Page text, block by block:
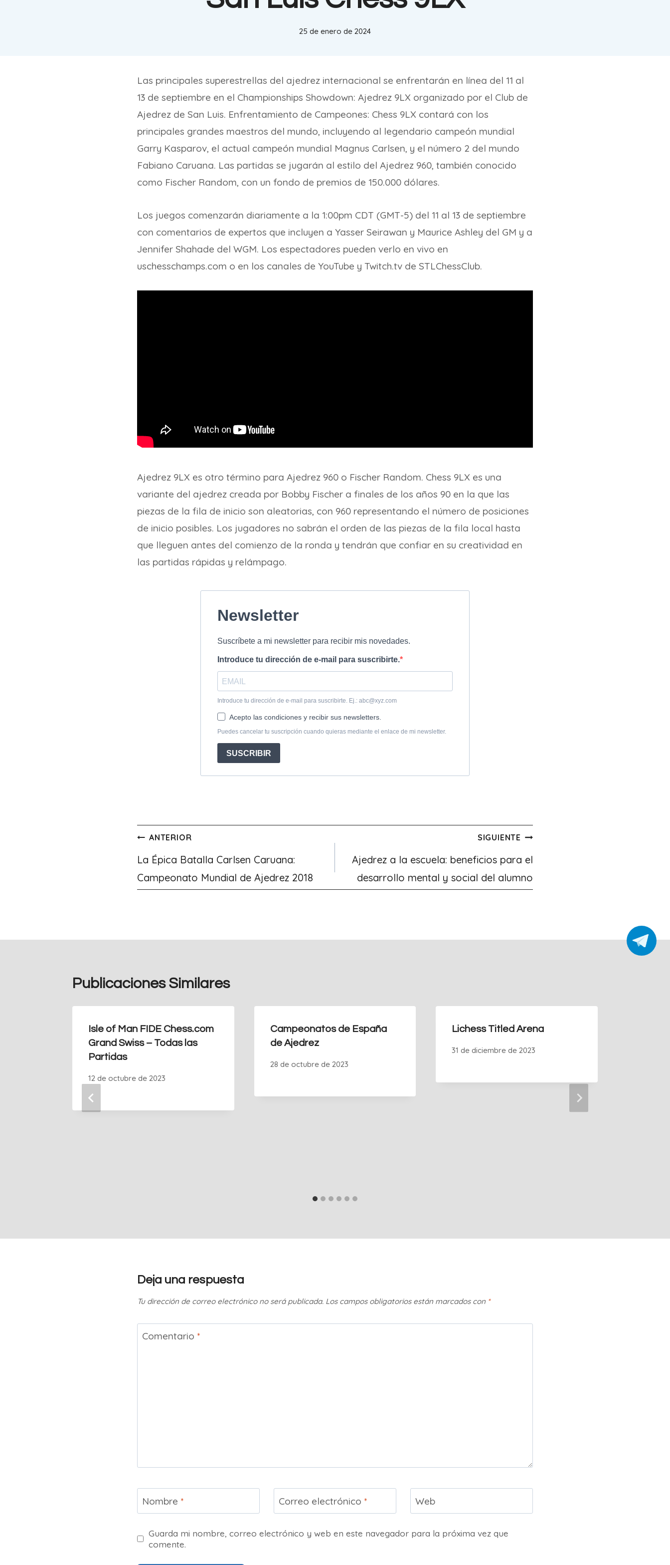
25 de enero de 2024
Las principales superestrellas del ajedrez internacional se enfrentarán en línea del 11 al
13 de septiembre en el Championships Showdown: Ajedrez 9LX organizado por el Club de
Ajedrez de San Luis. Enfrentamiento de Campeones: Chess 9LX contará con los
principales grandes maestros del mundo, incluyendo al legendario campeón mundial
Garry Kasparov, el actual campeón mundial Magnus Carlsen, y el número 2 del mundo
Fabiano Caruana. Las partidas se jugarán al estilo del Ajedrez 960, también conocido
como Fischer Random, con un fondo de premios de 150.000 dólares.
Los juegos comenzarán diariamente a la 1:00pm CDT (GMT-5) del 11 al 13 de septiembre
con comentarios de expertos que incluyen a Yasser Seirawan y Maurice Ashley del GM y a
Jennifer Shahade del WGM. Los espectadores pueden verlo en vivo en
uschesschamps.com o en los canales de YouTube y Twitch.tv de STLChessClub.
Ajedrez 9LX es otro término para Ajedrez 960 o Fischer Random. Chess 9LX es una
variante del ajedrez creada por Bobby Fischer a finales de los años 90 en la que las
piezas de la fila de inicio son aleatorias, con 960 representando el número de posiciones
de inicio posibles. Los jugadores no sabrán el orden de las piezas de la fila local hasta
que lleguen antes del comienzo de la ronda y tendrán que confiar en su creatividad en
las partidas rápidas y relámpago.
Navegación
de
entradas
ANTERIOR
La Épica Batalla Carlsen Caruana:
Campeonato Mundial de Ajedrez 2018
SIGUIENTE
Ajedrez a la escuela: beneficios para el
desarrollo mental y social del alumno
Publicaciones Similares
Isle of Man FIDE Chess.com
Grand Swiss – Todas las
Partidas
12 de octubre de 2023
Campeonatos de España
de Ajedrez
28 de octubre de 2023
Lichess Titled Arena
31 de diciembre de 2023
Deja una respuesta
Tu dirección de correo electrónico no será publicada. Los campos obligatorios están marcados con *
Comentario *
Nombre * Correo electrónico * Web
Guarda mi nombre, correo electrónico y web en este navegador para la próxima vez que
comente.